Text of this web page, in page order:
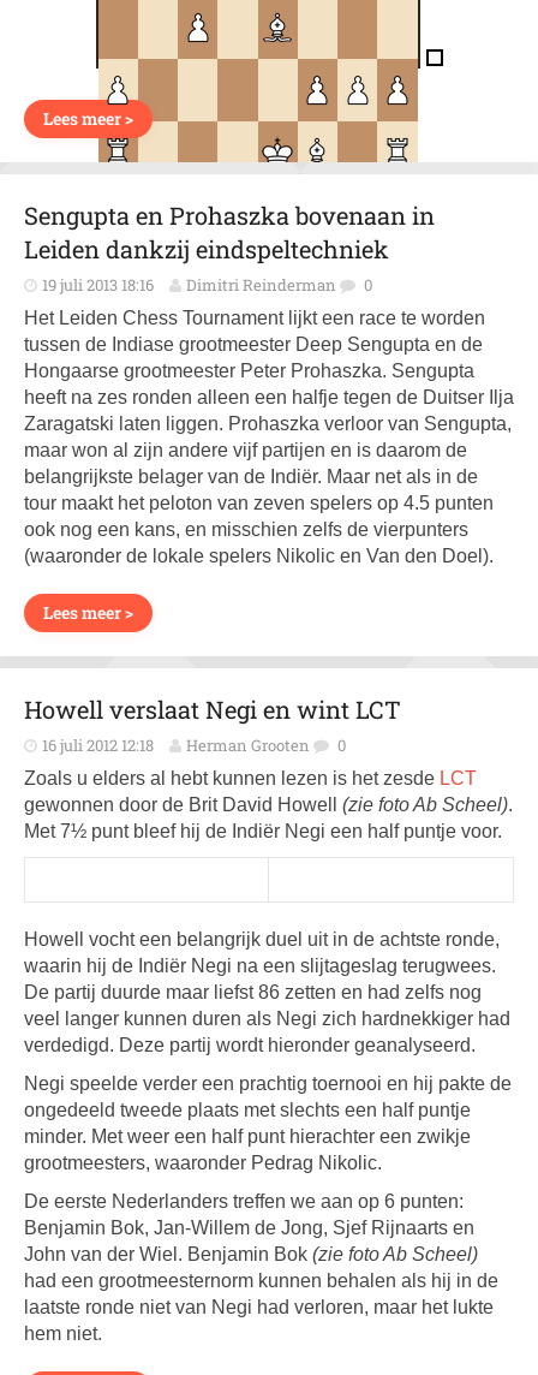
Lees meer >
Sengupta en Prohaszka bovenaan in
Leiden dankzij eindspeltechniek
19 juli 2013 18:16 Dimitri Reinderman 0
Het Leiden Chess Tournament lijkt een race te worden
tussen de Indiase grootmeester Deep Sengupta en de
Hongaarse grootmeester Peter Prohaszka. Sengupta
heeft na zes ronden alleen een halfje tegen de Duitser Ilja
Zaragatski laten liggen. Prohaszka verloor van Sengupta,
maar won al zijn andere vijf partijen en is daarom de
belangrijkste belager van de Indiër. Maar net als in de
tour maakt het peloton van zeven spelers op 4.5 punten
ook nog een kans, en misschien zelfs de vierpunters
(waaronder de lokale spelers Nikolic en Van den Doel).
Lees meer >
Howell verslaat Negi en wint LCT
16 juli 2012 12:18 Herman Grooten 0
Zoals u elders al hebt kunnen lezen is het zesde LCT
gewonnen door de Brit David Howell (zie foto Ab Scheel).
Met 7½ punt bleef hij de Indiër Negi een half puntje voor.
Howell vocht een belangrijk duel uit in de achtste ronde,
waarin hij de Indiër Negi na een slijtageslag terugwees.
De partij duurde maar liefst 86 zetten en had zelfs nog
veel langer kunnen duren als Negi zich hardnekkiger had
verdedigd. Deze partij wordt hieronder geanalyseerd.
Negi speelde verder een prachtig toernooi en hij pakte de
ongedeeld tweede plaats met slechts een half puntje
minder. Met weer een half punt hierachter een zwikje
grootmeesters, waaronder Pedrag Nikolic.
De eerste Nederlanders treffen we aan op 6 punten:
Benjamin Bok, Jan-Willem de Jong, Sjef Rijnaarts en
John van der Wiel. Benjamin Bok (zie foto Ab Scheel)
had een grootmeesternorm kunnen behalen als hij in de
laatste ronde niet van Negi had verloren, maar het lukte
hem niet.